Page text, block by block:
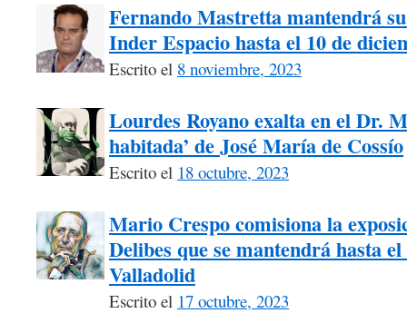
Fernando Mastretta mantendrá
Inder Espacio hasta el 10 de
Escrito el 8 noviembre, 2023
Lourdes Royano exalta en el Dr.
habitada’ de José María de Cossío
Escrito el 18 octubre, 2023
Mario Crespo comisiona la
Delibes que se mantendrá hasta
Valladolid
Escrito el 17 octubre, 2023